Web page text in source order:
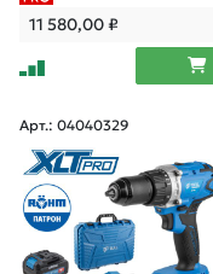
11 580,00₽
Арт.: 04040329